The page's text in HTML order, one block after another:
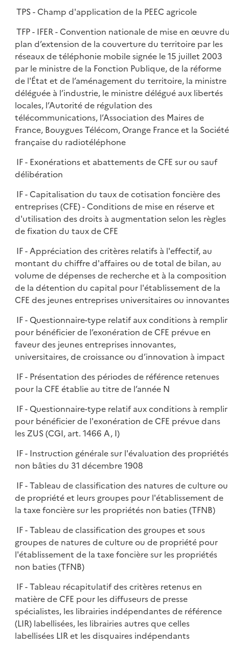
TPS - Champ d'application de la PEEC agricole
TFP - IFER - Convention nationale de mise en œuvre
plan d’extension de la couverture du territoire par les
réseaux de téléphonie mobile signée le 15 juillet 2003
par le ministre de la Fonction Publique, de la réforme
de l'État et de l’aménagement du territoire, la ministre
déléguée à l’industrie, le ministre délégué aux libertés
locales, l’Autorité de régulation des
télécommunications, l’Association des Maires de
France, Bouygues Télécom, Orange France et la Société
française du radiotéléphone
IF - Exonérations et abattements de CFE sur ou sauf
délibération
IF - Capitalisation du taux de cotisation foncière des
entreprises (CFE) - Conditions de mise en réserve et
d'utilisation des droits à augmentation selon les règles
de fixation du taux de CFE
IF - Appréciation des critères relatifs à l'effectif, au
montant du chiffre d'affaires ou de total de bilan, au
volume de dépenses de recherche et à la composition
de la détention du capital pour l'établissement de la
CFE des jeunes entreprises universitaires ou innovantes
IF - Questionnaire-type relatif aux conditions à remplir
pour bénéficier de l’exonération de CFE prévue en
faveur des jeunes entreprises innovantes,
universitaires, de croissance ou d’innovation à impact
IF - Présentation des périodes de référence retenues
pour la CFE établie au titre de l’année N
IF - Questionnaire-type relatif aux conditions à remplir
pour bénéficier de l'exonération de CFE prévue dans
les ZUS (CGI, art. 1466 A, I)
IF - Instruction générale sur l'évaluation des propriétés
non bâties du 31 décembre 1908
IF - Tableau de classification des natures de culture ou
de propriété et leurs groupes pour l'établissement de
la taxe foncière sur les propriétés non baties (TFNB)
IF - Tableau de classification des groupes et sous
groupes de natures de culture ou de propriété pour
l'établissement de la taxe foncière sur les propriétés
non baties (TFNB)
IF - Tableau récapitulatif des critères retenus en
matière de CFE pour les diffuseurs de presse
spécialistes, les librairies indépendantes de référence
(LIR) labellisées, les librairies autres que celles
labellisées LIR et les disquaires indépendants